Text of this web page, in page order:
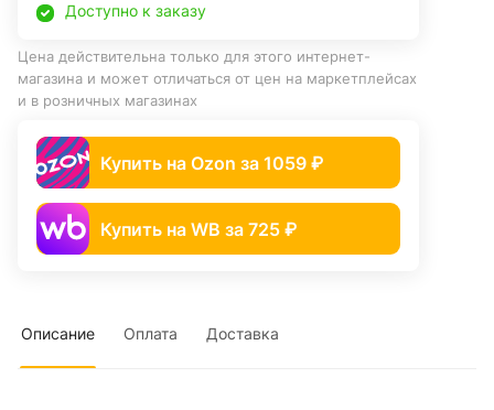
Доступно к заказу
Цена действительна только для этого интернет-
магазина и может отличаться от цен на маркетплейсах
и в розничных магазинах
Купить на Ozon за 1059 ₽
Купить на WB за 725 ₽
Описание Оплата Доставка